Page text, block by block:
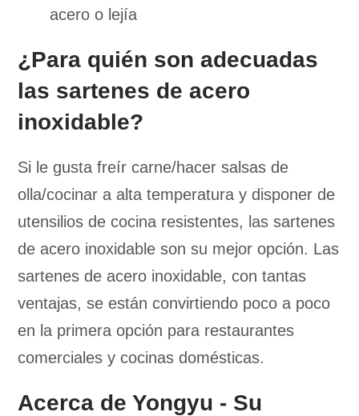
acero o lejía
¿Para quién son adecuadas
las sartenes de acero
inoxidable?
Si le gusta freír carne/hacer salsas de
olla/cocinar a alta temperatura y disponer de
utensilios de cocina resistentes, las sartenes
de acero inoxidable son su mejor opción. Las
sartenes de acero inoxidable, con tantas
ventajas, se están convirtiendo poco a poco
en la primera opción para restaurantes
comerciales y cocinas domésticas.
Acerca de Yongyu - Su